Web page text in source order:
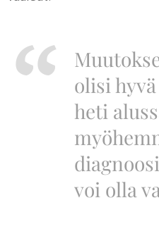
olisi
heti
voi olla